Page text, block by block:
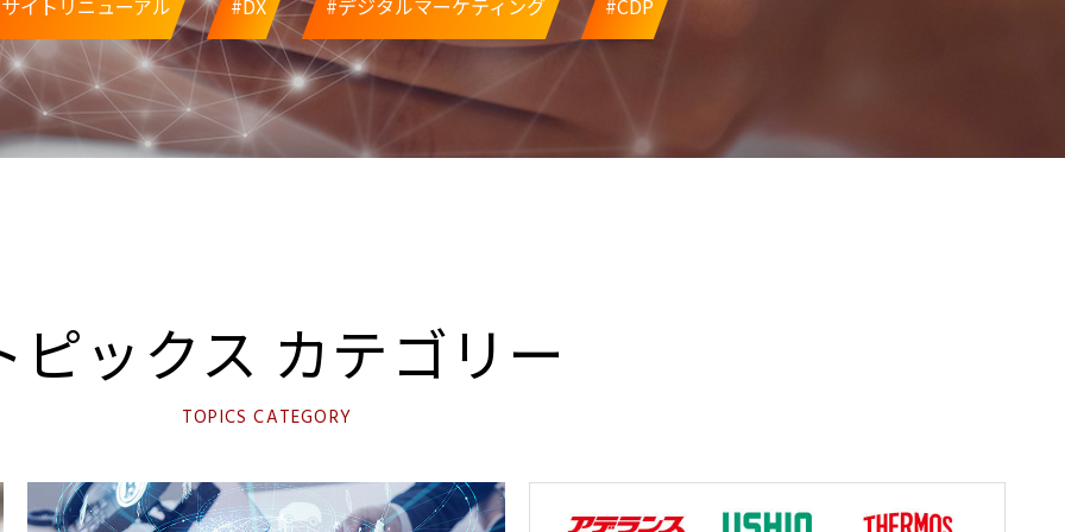
イトリニューアル #DX #デジタルマーケティング #CDP
ピックス カテゴリー
TOPICS CATEGORY